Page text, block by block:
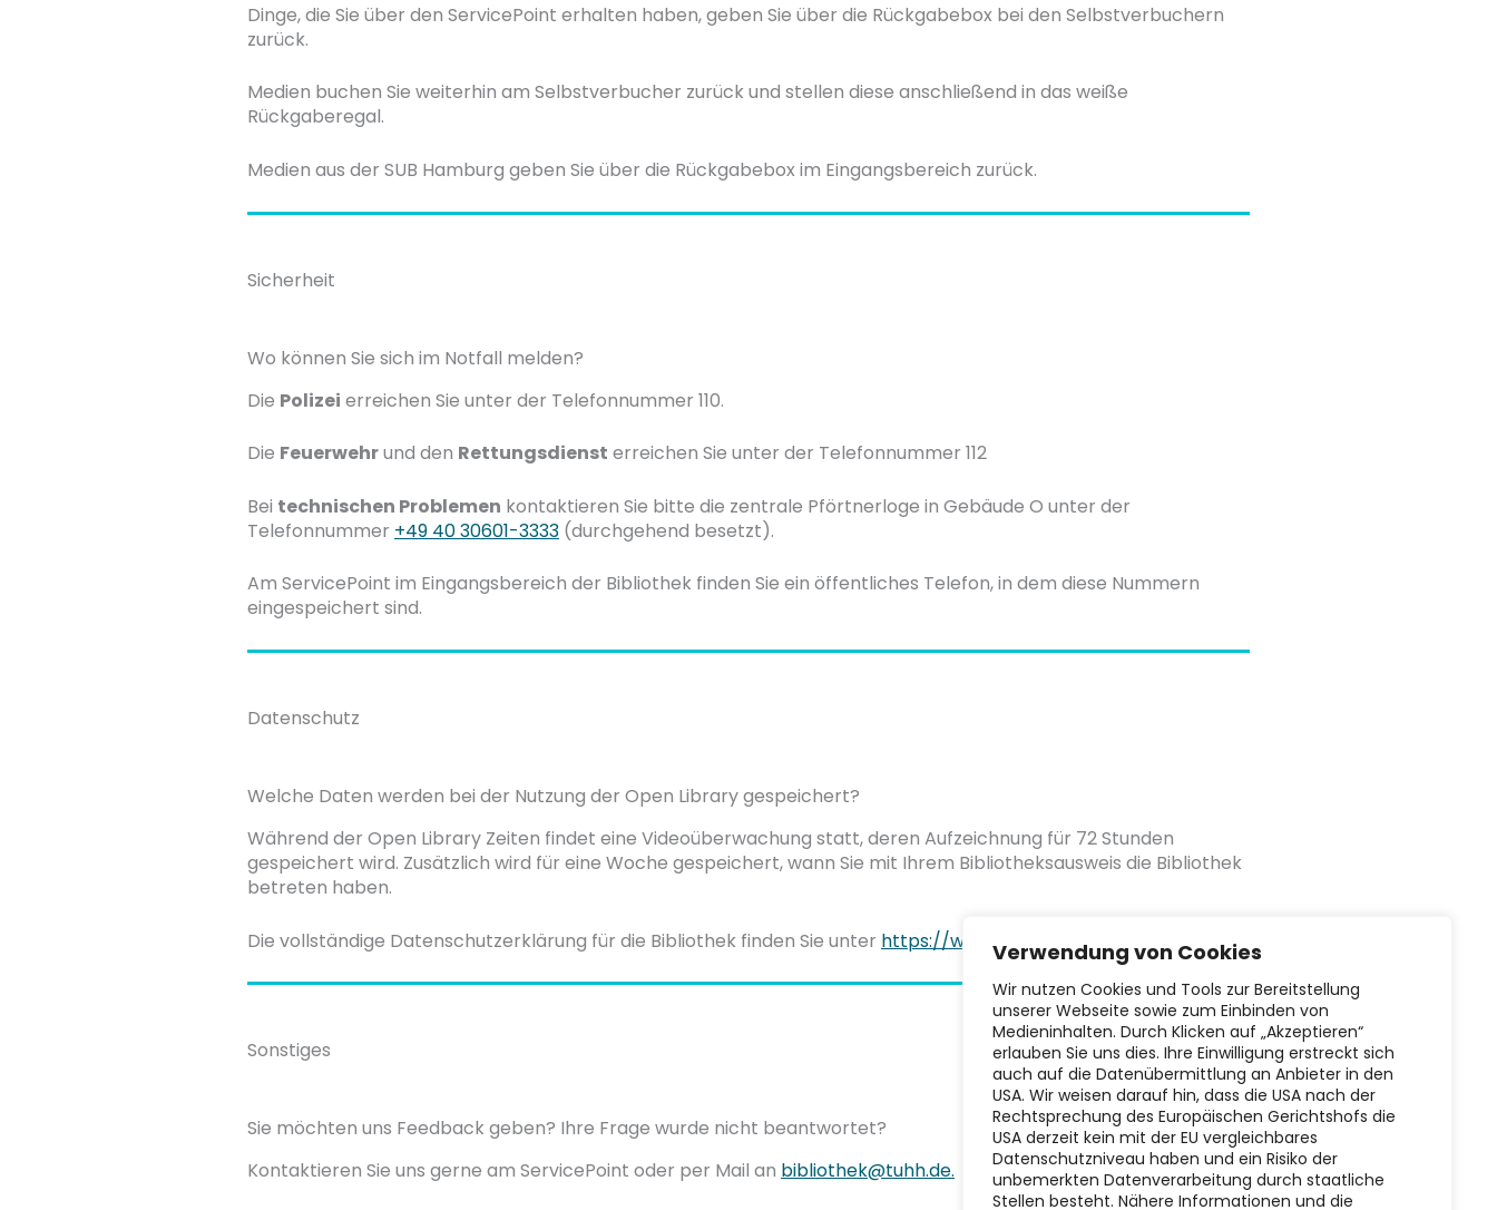
Verwendung von Cookies
Wir nutzen Cookies und Tools zur Bereitstellung
unserer Webseite sowie zum Einbinden von
Medieninhalten. Durch Klicken auf „Akzeptieren“
erlauben Sie uns dies. Ihre Einwilligung erstreckt sich
auch auf die Datenübermittlung an Anbieter in den
USA. Wir weisen darauf hin, dass die USA nach der
Rechtsprechung des Europäischen Gerichtshofs die
USA derzeit kein mit der EU vergleichbares
Datenschutzniveau haben und ein Risiko der
unbemerkten Datenverarbeitung durch staatliche
Stellen besteht. Nähere Informationen und die
Dinge, die Sie über den ServicePoint erhalten haben, geben Sie über die Rückgabebox bei den Selbstverbuchern
zurück.
Medien buchen Sie weiterhin am Selbstverbucher zurück und stellen diese anschließend in das weiße
Rückgaberegal.
Medien aus der SUB Hamburg geben Sie über die Rückgabebox im Eingangsbereich zurück.
Sicherheit
Wo können Sie sich im Notfall melden?
Die Polizei erreichen Sie unter der Telefonnummer 110.
Die Feuerwehrund den Rettungsdienst erreichen Sie unter der Telefonnummer 112
Bei technischen Problemen kontaktieren Sie bitte die zentrale Pförtnerloge in Gebäude O unter der
Telefonnummer +49 40 30601-3333 (durchgehend besetzt).
Am ServicePoint im Eingangsbereich der Bibliothek finden Sie ein öffentliches Telefon, in dem diese Nummern
eingespeichert sind.
Datenschutz
Welche Daten werden bei der Nutzung der Open Library gespeichert?
Während der Open Library Zeiten findet eine Videoüberwachung statt, deren Aufzeichnung für 72 Stunden
gespeichert wird. Zusätzlich wird für eine Woche gespeichert, wann Sie mit Ihrem Bibliotheksausweis die Bibliothek
betreten haben.
Die vollständige Datenschutzerklärung für die Bibliothek finden Sie unter https://www.tub.tuhh.de/datenschutz/
Sonstiges
Sie möchten uns Feedback geben? Ihre Frage wurde nicht beantwortet?
Kontaktieren Sie uns gerne am ServicePoint oder per Mail an bibliothek@tuhh.de.